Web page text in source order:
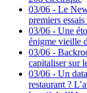
03/06 - Le
premiers
03/06 - Une
énigme vieille
03/06 -
capitaliser sur
03/06 - Un
restaurant ?